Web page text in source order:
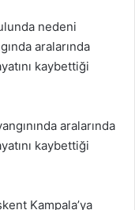
nedeni
aralarında
kaybettiği
aralarında
kaybettiği
Kampala’ya